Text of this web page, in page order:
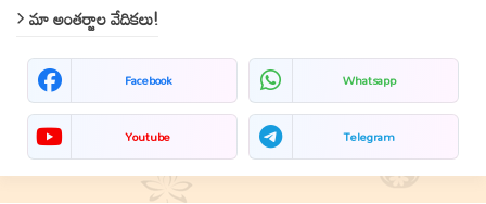
మా అంతర్జాల వేదికలు!
Facebook Whatsapp
Youtube Telegram